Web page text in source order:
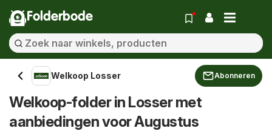
Folderbode
Welkoop Losser Abonneren
Welkoop-folder in Losser met
aanbiedingen voor Augustus